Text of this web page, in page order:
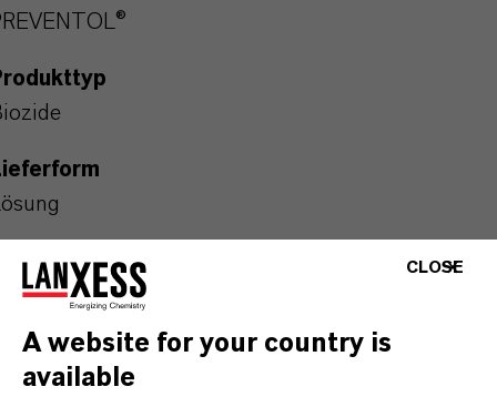
(CAS-Register Nummer)
49-9
CLOSE
A website for your country is
available